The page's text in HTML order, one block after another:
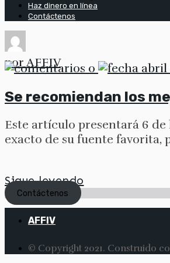
Haz dinero en línea
Contáctenos
porAFFIV 0 abril
Se recomiendan los
Este artículo presentará 6
exacto de su fuente favorita,
Sigue leyendo
Contáctenos
AFFIV
© Copyright 2021. Construido